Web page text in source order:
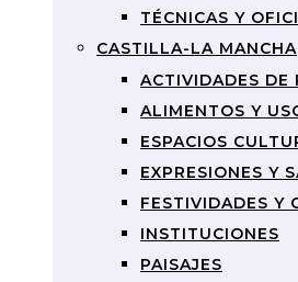
TÉCNICAS Y
CASTILLA-LA MANCHA
ACTIVIDADES DE
ALIMENTOS Y
ESPACIOS
EXPRESIONES Y
FESTIVIDADES Y
INSTITUCIONES
PAISAJES